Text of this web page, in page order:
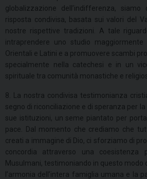
globalizzazione dell’indifferenza,
risposta condivisa, basata sui valori del
nostre rispettive tradizioni. A tale
intraprendere uno studio
Orientali e Latini e a promuovere scambi
specialmente nella catechesi e in un
spirituale tra comunità monastiche e
8. La nostra condivisa testimonianza
segno di riconciliazione e di speranza per
sue istituzioni, un seme piantato per
pace. Dal momento che crediamo che
creati a immagine di Dio, ci sforziamo di
concordia attraverso una coesistenza
Musulmani, testimoniando in questo modo
l’armonia dell’intera famiglia umana e la